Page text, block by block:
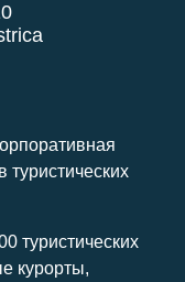
туристических
туристических
курорты,